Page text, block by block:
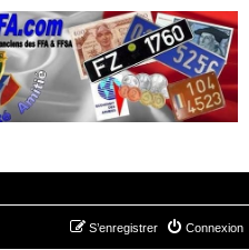
Connexion
S’enregistrer